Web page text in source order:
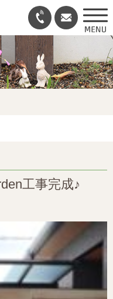
工事完成♪